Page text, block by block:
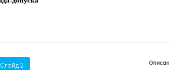
Слайд 2